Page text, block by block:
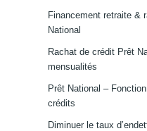
Financement retraite &
National
Rachat de crédit Prêt
mensualités
Prêt National –
crédits
Diminuer le taux